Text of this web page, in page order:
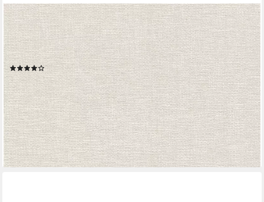
A.S. CRÉATION
Vliestapete Hygge, strukturiert, Leinenoptik, unifarben,
Flechtoptik, Tapete Gewebe Tapete Stoffoptik Tapeten
Wohnzimmer Schlafzimmer Küche
(2)
18,41 € UVP47,95 €
(3,45 €/ 1 qm)
-62%
lieferbar - in 4-5 Werktagen bei dir